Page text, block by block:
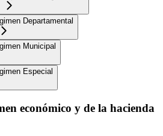
Departamental
Municipal
Especial
económico y de la hacienda